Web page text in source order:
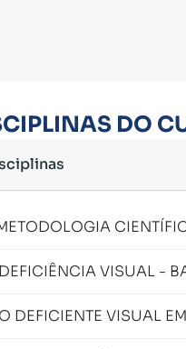
DO
DEFICIÊNCIA VISUAL -
O DEFICIENTE VISUAL